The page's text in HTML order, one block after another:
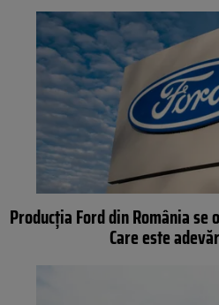
Producția Ford din România se
Care este